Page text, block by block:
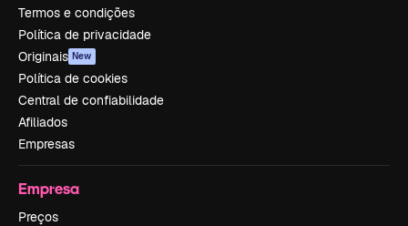
Termos e condições
Política de privacidade
Originais New
Política de cookies
Central de confiabilidade
Afiliados
Empresas
Empresa
Preços